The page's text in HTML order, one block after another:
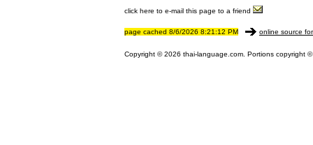
click here to e-mail this page to a friend
page cached 8/6/2026 8:21:12 PM online source
Copyright © 2026 thai-language.com. Portions copyright